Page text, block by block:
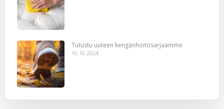
Tutustu uuteen kengänhoitosarjaamme
10.10.2024